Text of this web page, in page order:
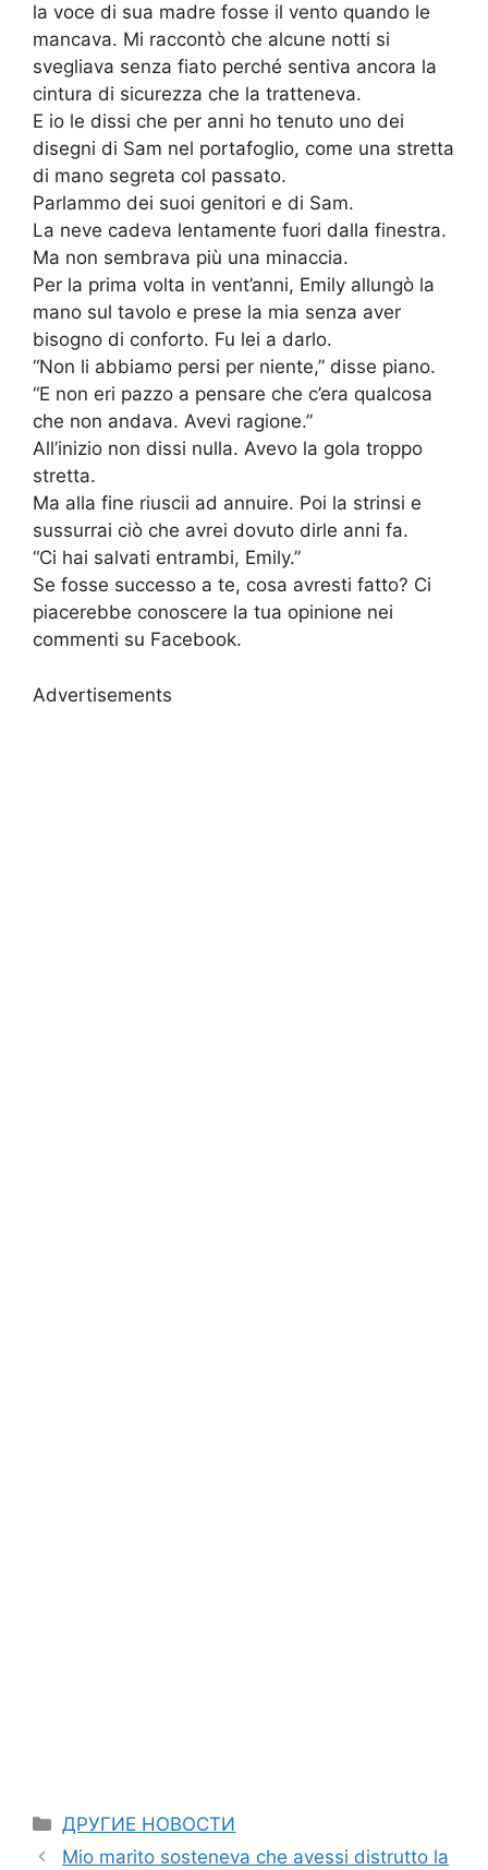
la voce di sua madre fosse il vento quando le
mancava. Mi raccontò che alcune notti si
svegliava senza fiato perché sentiva ancora la
cintura di sicurezza che la tratteneva.
E io le dissi che per anni ho tenuto uno dei
disegni di Sam nel portafoglio, come una stretta
di mano segreta col passato.
Parlammo dei suoi genitori e di Sam.
La neve cadeva lentamente fuori dalla finestra.
Ma non sembrava più una minaccia.
Per la prima volta in vent’anni, Emily allungò la
mano sul tavolo e prese la mia senza aver
bisogno di conforto. Fu lei a darlo.
“Non li abbiamo persi per niente,” disse piano.
“E non eri pazzo a pensare che c’era qualcosa
che non andava. Avevi ragione.”
All’inizio non dissi nulla. Avevo la gola troppo
stretta.
Ma alla fine riuscii ad annuire. Poi la strinsi e
sussurrai ciò che avrei dovuto dirle anni fa.
“Ci hai salvati entrambi, Emily.”
Se fosse successo a te, cosa avresti fatto? Ci
piacerebbe conoscere la tua opinione nei
commenti su Facebook.
Advertisements
Categories
ДРУГИЕ НОВОСТИ
Mio marito sosteneva che avessi distrutto la